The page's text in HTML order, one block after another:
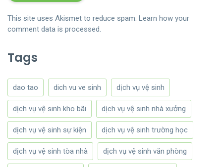
This site uses Akismet to reduce spam. Learn how your
comment data is processed.
Tags
dao tao dich vu ve sinh dịch vụ vệ sinh
dịch vụ vệ sinh kho bãi dịch vụ vệ sinh nhà xưởng
dịch vụ vệ sinh sự kiện dịch vụ vệ sinh trường học
dịch vụ vệ sinh tòa nhà dịch vụ vệ sinh văn phòng